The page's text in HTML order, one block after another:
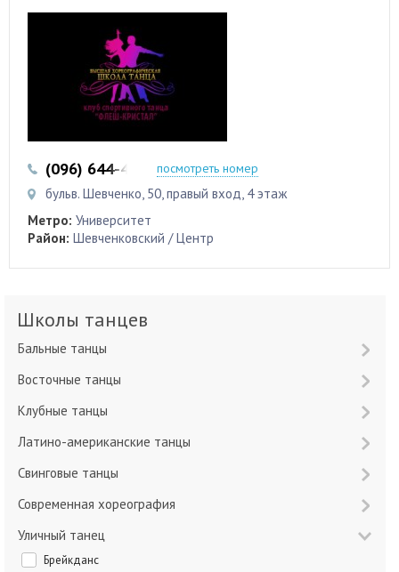
(096) 644-44-46посмотреть номер
бульв. Шевченко, 50, правый вход, 4 этаж
Метро: Университет
Район: Шевченковский / Центр
Школы танцев
Бальные танцы
Восточные танцы
Клубные танцы
Латино-американские танцы
Свинговые танцы
Современная хореография
Уличный танец
Брейкданс